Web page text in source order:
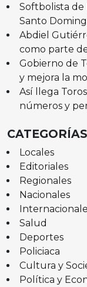
Softbolista de
Santo
Abdiel
como parte
Gobierno de
y mejora la
Así llega
números y
CATEGORÍAS
Locales
Editoriales
Regionales
Nacionales
Salud
Deportes
Policiaca
Cultura y
Política y